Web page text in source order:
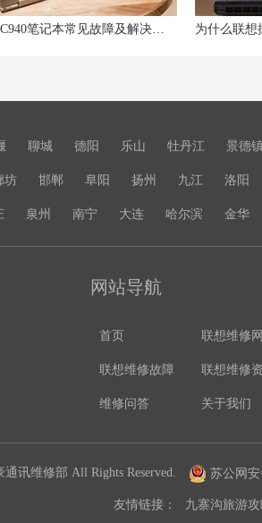
聊城 德阳 乐山 牡丹江 景德
坊 邯郸 阜阳 扬州 九江 洛阳
泉州 南宁 大连 哈尔滨 金华
网站导航
首页 联想维修
联想维修故障 联想维修
维修问答 关于我们
讯维修部 All Rights Reserved. 苏公网安
友情链接： 九寨沟旅游攻